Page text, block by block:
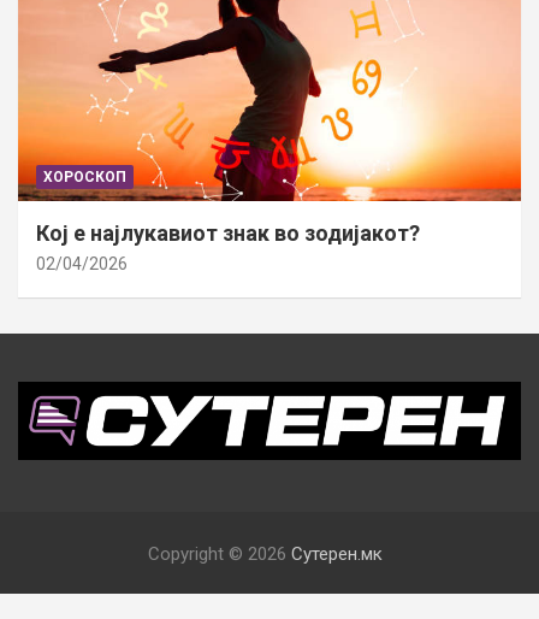
ХОРОСКОП
Кој е најлукавиот знак во зодијакот?
02/04/2026
Copyright © 2026 Сутерен.мк